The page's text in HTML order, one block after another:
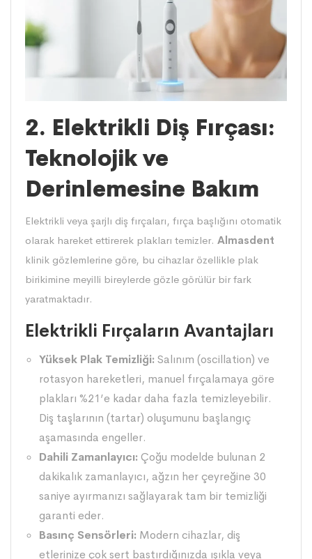
2. Elektrikli Diş Fırçası:
Teknolojik ve
Derinlemesine Bakım
Elektrikli veya şarjlı diş fırçaları, fırça başlığını otomatik
olarak hareket ettirerek plakları temizler. Almasdent
klinik gözlemlerine göre, bu cihazlar özellikle plak
birikimine meyilli bireylerde gözle görülür bir fark
yaratmaktadır.
Elektrikli Fırçaların Avantajları
Yüksek Plak Temizliği: Salınım (oscillation) ve
rotasyon hareketleri, manuel fırçalamaya göre
plakları %21’e kadar daha fazla temizleyebilir.
Diş taşlarının (tartar) oluşumunu başlangıç
aşamasında engeller.
Dahili Zamanlayıcı: Çoğu modelde bulunan 2
dakikalık zamanlayıcı, ağzın her çeyreğine 30
saniye ayırmanızı sağlayarak tam bir temizliği
garanti eder.
Basınç Sensörleri: Modern cihazlar, diş
etlerinize çok sert bastırdığınızda ışıkla veya